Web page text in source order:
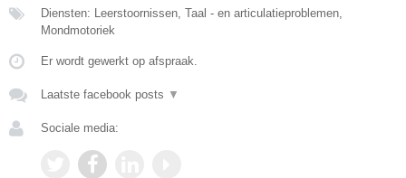
Diensten: Leerstoornissen, Taal - en articulatieproblemen,
Mondmotoriek
Er wordt gewerkt op afspraak.
Laatste facebook posts ▼
Sociale media: